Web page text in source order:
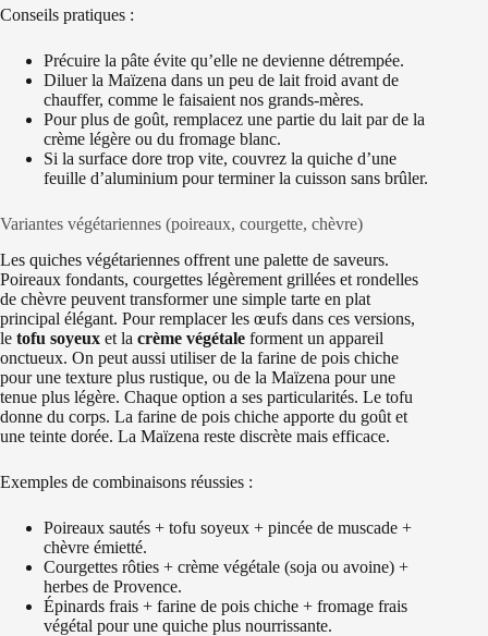
Conseils pratiques :
Précuire la pâte évite qu’elle ne devienne détrempée.
Diluer la Maïzena dans un peu de lait froid avant de
chauffer, comme le faisaient nos grands-mères.
Pour plus de goût, remplacez une partie du lait par de la
crème légère ou du fromage blanc.
Si la surface dore trop vite, couvrez la quiche d’une
feuille d’aluminium pour terminer la cuisson sans brûler.
Variantes végétariennes (poireaux, courgette, chèvre)
Les quiches végétariennes offrent une palette de saveurs.
Poireaux fondants, courgettes légèrement grillées et rondelles
de chèvre peuvent transformer une simple tarte en plat
principal élégant. Pour remplacer les œufs dans ces versions,
le tofu soyeux et la crème végétale forment un appareil
onctueux. On peut aussi utiliser de la farine de pois chiche
pour une texture plus rustique, ou de la Maïzena pour une
tenue plus légère. Chaque option a ses particularités. Le tofu
donne du corps. La farine de pois chiche apporte du goût et
une teinte dorée. La Maïzena reste discrète mais efficace.
Exemples de combinaisons réussies :
Poireaux sautés + tofu soyeux + pincée de muscade +
chèvre émietté.
Courgettes rôties + crème végétale (soja ou avoine) +
herbes de Provence.
Épinards frais + farine de pois chiche + fromage frais
végétal pour une quiche plus nourrissante.